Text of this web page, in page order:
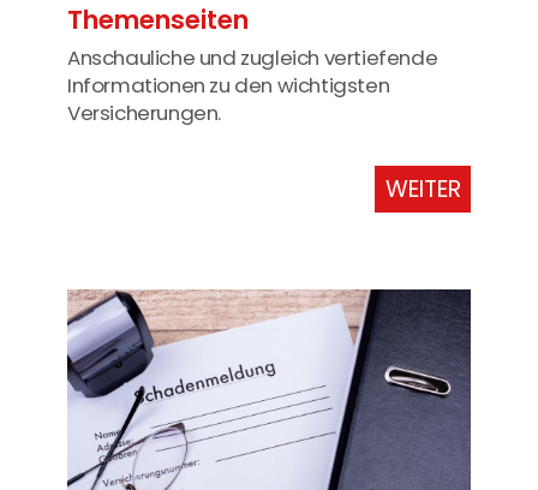
Themenseiten
Anschauliche und zugleich vertiefende
Informationen zu den wichtigsten
Versicherungen.
WEITER